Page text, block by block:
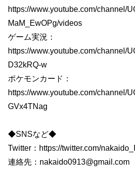
https://www.youtube.com/channel/
MaM_EwOPg/videos
ゲーム実況：
https://www.youtube.com/channel/
D32kRQ-w
ポケモンカード：
https://www.youtube.com/channel/
GVx4TNag
◆SNSなど◆
Twitter：https://twitter.com/
連絡先：nakaido0913@gmail.com